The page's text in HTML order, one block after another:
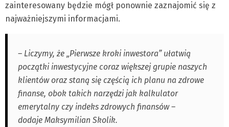
zainteresowany będzie mógł ponownie zaznajomić się z
najważniejszymi informacjami.
– Liczymy, że „Pierwsze kroki inwestora” ułatwią
początki inwestycyjne coraz większej grupie naszych
klientów oraz staną się częścią ich planu na zdrowe
finanse, obok takich narzędzi jak kalkulator
emerytalny czy indeks zdrowych finansów –
dodaje Maksymilian Skolik.